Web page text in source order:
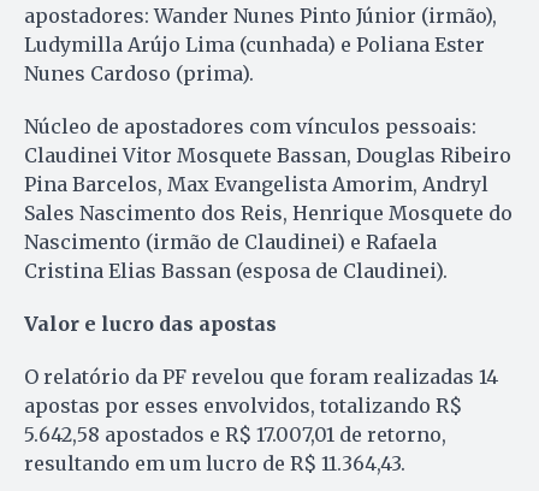
apostadores: Wander Nunes Pinto Júnior (irmão),
Ludymilla Arújo Lima (cunhada) e Poliana Ester
Nunes Cardoso (prima).
Núcleo de apostadores com vínculos pessoais:
Claudinei Vitor Mosquete Bassan, Douglas Ribeiro
Pina Barcelos, Max Evangelista Amorim, Andryl
Sales Nascimento dos Reis, Henrique Mosquete do
Nascimento (irmão de Claudinei) e Rafaela
Cristina Elias Bassan (esposa de Claudinei).
Valor e lucro das apostas
O relatório da PF revelou que foram realizadas 14
apostas por esses envolvidos, totalizando R$
5.642,58 apostados e R$ 17.007,01 de retorno,
resultando em um lucro de R$ 11.364,43.